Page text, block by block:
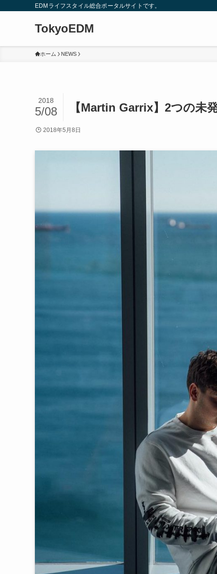
EDMライフスタイル総合ポータルサイトです。
TokyoEDM
ホーム NEWS
【Martin Garrix】2つの未
2018
5/08
2018年5月8日